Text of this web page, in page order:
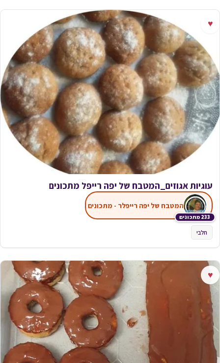
♥
עוגיות אגוזים_המטבח של יפה רייפל מתכונים
233 מתכונים
המטבח של יפה רייפלר - מתכונים
חלבי
♥